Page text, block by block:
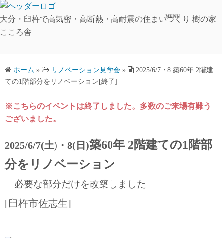
コ
ン
テ
へ
ス
ッ
プ
大分・臼杵で高気密・高断熱・高耐震の住まいづくり 樹の家
こころ舎
MENU
ホーム » リノベーション見学会 »
2025/6/7・8 築60年 2階建
ての1階部分をリノベーション[終了]
※こちらのイベントは終了しました。多数のご来場有難う
ございました。
2025/6/7(土)・8(日)築60年 2階建ての1階部
分をリノベーション
―必要な部分だけを改築しました―
[臼杵市佐志生]